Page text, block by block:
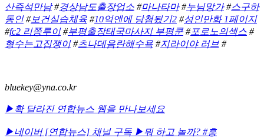
산즉석만남#경상남도출장업소 #마나타마#누님망가#스구하
동인#보건실습체육 #10억엔에 당첨됬기2 #성인만화 1페이지
#fc2 리쫑루이#부평출장태국마사지 부평쿤#포로노의섹스 #
형수는고집쟁이#츠나데음란해수욕 #지라이야 러브 #
bluekey@yna.co.kr
▶확 달라진 연합뉴스 웹을 만나보세요
▶네이버 [연합뉴스] 채널 구독 ▶뭐 하고 놀까? #흥